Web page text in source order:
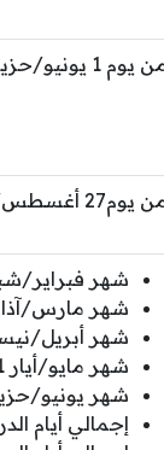
يوم 1 يونيو/حزيران 2025
يوم27 أغسطس/آب 2025
شهر فبراير/شباط 9 يوم
شهر مارس/آذار 20 يوم دراسة
شهر أبريل/نيسان 21 يوم
شهر مايو/أيار 21 يوم دراسة فعلي
شهر يونيو/حزيران 7 يوم
إجمالي أيام الدراسة الفعلية 78 يوم